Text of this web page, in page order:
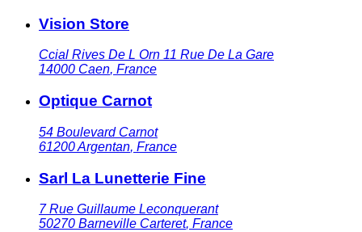
Vision Store
Ccial Rives De L Orn 11 Rue De La Gare
14000 Caen, France
Optique Carnot
54 Boulevard Carnot
61200Argentan, France
Sarl La Lunetterie Fine
7 Rue Guillaume Leconquerant
50270 Barneville Carteret, France